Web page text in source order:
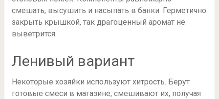
смешать, высушить и насыпать в банки. Герметично
закрыть крышкой, так драгоценный аромат не
выветрится.
Ленивый вариант
Некоторые хозяйки используют хитрость. Берут
готовые смеси в магазине, смешивают их, получая